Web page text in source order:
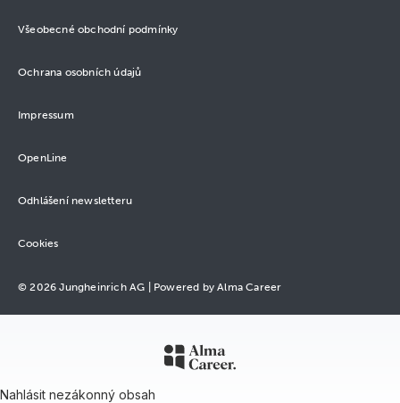
Všeobecné obchodní podmínky
Ochrana osobních údajů
Impressum
OpenLine
Odhlášení newsletteru
Cookies
© 2026 Jungheinrich AG | Powered by Alma Career
Nahlásit nezákonný obsah